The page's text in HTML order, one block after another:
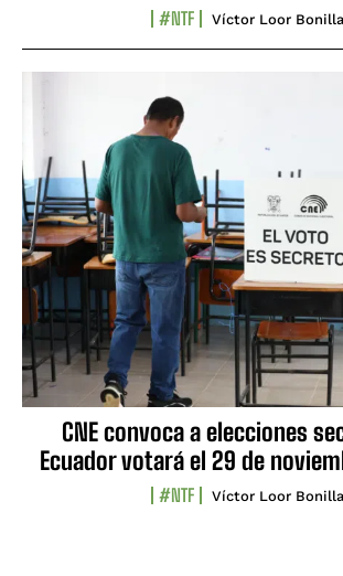
#NTF Víctor Loor Bonilla
CNE convoca a elecciones
Ecuador votará el 29 de
#NTF Víctor Loor Bonilla